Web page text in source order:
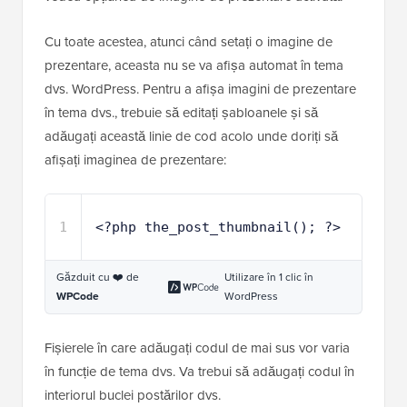
Cu toate acestea, atunci când setați o imagine de
prezentare, aceasta nu se va afișa automat în tema
dvs. WordPress. Pentru a afișa imagini de prezentare
în tema dvs., trebuie să editați șabloanele și să
adăugați această linie de cod acolo unde doriți să
afișați imaginea de prezentare:
1 <?php the_post_thumbnail(); ?>
Găzduit cu ❤️ de
WPCode
Utilizare în 1 clic în
WordPress
Fișierele în care adăugați codul de mai sus vor varia
în funcție de tema dvs. Va trebui să adăugați codul în
interiorul buclei postărilor dvs.